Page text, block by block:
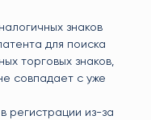
знаков
для поиска
торговых знаков,
совпадает с уже
регистрации из-за